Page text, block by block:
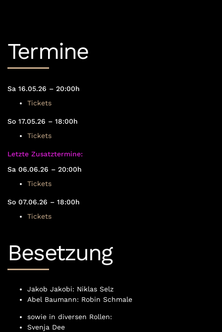
Termine
Sa 16.05.26 – 20:00h
Tickets
So 17.05.26 – 18:00h
Tickets
Letzte Zusatztermine:
Sa 06.06.26 – 20:00h
Tickets
So 07.06.26 – 18:00h
Tickets
Besetzung
Jakob Jakobi: Niklas Selz
Abel Baumann: Robin Schmale
sowie in diversen Rollen:
Svenja Dee